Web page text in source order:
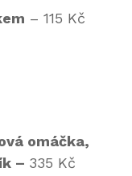
– 115 Kč
omáčka,
– 335 Kč